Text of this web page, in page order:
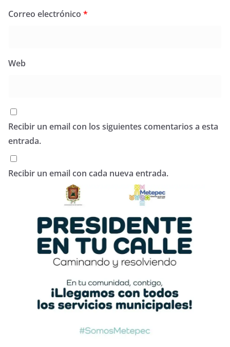
Correo electrónico *
Web
Recibir un email con los siguientes comentarios a esta
entrada.
Recibir un email con cada nueva entrada.